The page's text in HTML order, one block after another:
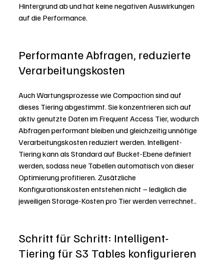
Hintergrund ab und hat keine negativen Auswirkungen
auf die Performance.
Performante Abfragen, reduzierte
Verarbeitungskosten
Auch Wartungsprozesse wie Compaction sind auf
dieses Tiering abgestimmt. Sie konzentrieren sich auf
aktiv genutzte Daten im Frequent Access Tier, wodurch
Abfragen performant bleiben und gleichzeitig unnötige
Verarbeitungskosten reduziert werden. Intelligent-
Tiering kann als Standard auf Bucket-Ebene definiert
werden, sodass neue Tabellen automatisch von dieser
Optimierung profitieren. Zusätzliche
Konfigurationskosten entstehen nicht – lediglich die
jeweiligen Storage-Kosten pro Tier werden verrechnet..
Schritt für Schritt: Intelligent-
Tiering für S3 Tables konfigurieren